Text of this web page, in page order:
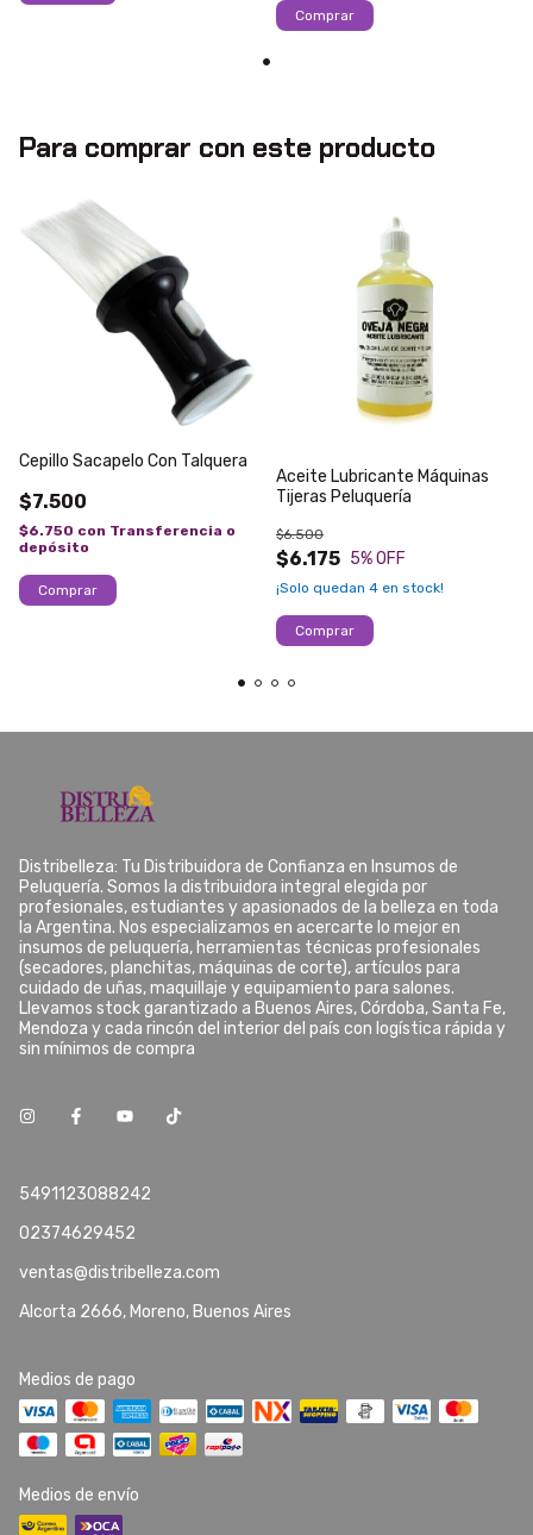
Para comprar con este producto
Cepillo Sacapelo Con Talquera
$7.500
$6.750 con Transferencia o
depósito
Aceite Lubricante Máquinas
Tijeras Peluquería
$6.175
$6.500
5% OFF
¡Solo quedan 4 en stock!
Distribelleza: Tu Distribuidora de Confianza en Insumos de
Peluquería. Somos la distribuidora integral elegida por
profesionales, estudiantes y apasionados de la belleza en toda
la Argentina. Nos especializamos en acercarte lo mejor en
insumos de peluquería, herramientas técnicas profesionales
(secadores, planchitas, máquinas de corte), artículos para
cuidado de uñas, maquillaje y equipamiento para salones.
Llevamos stock garantizado a Buenos Aires, Córdoba, Santa Fe,
Mendoza y cada rincón del interior del país con logística rápida y
sin mínimos de compra
5491123088242
02374629452
ventas@distribelleza.com
Alcorta 2666, Moreno, Buenos Aires
Medios de pago
Medios de envío